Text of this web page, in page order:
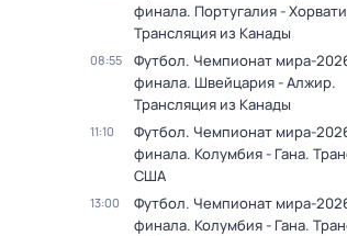
финала. Португалия -
Трансляция из Канады
08:55
Футбол. Чемпионат мира-
финала. Швейцария - Алжир.
Трансляция из Канады
11:10
Футбол. Чемпионат мира-
финала. Колумбия - Гана.
США
13:00
Футбол. Чемпионат мира-
финала. Колумбия - Гана.